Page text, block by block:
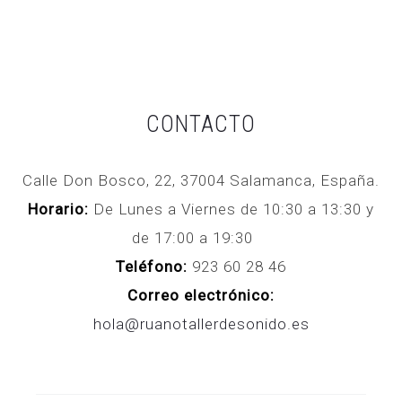
CONTACTO
Calle Don Bosco, 22, 37004 Salamanca, España.
Horario: De Lunes a Viernes de 10:30 a 13:30 y
de 17:00 a 19:30
Teléfono: 923 60 28 46
Correo electrónico:
hola@ruanotallerdesonido.es